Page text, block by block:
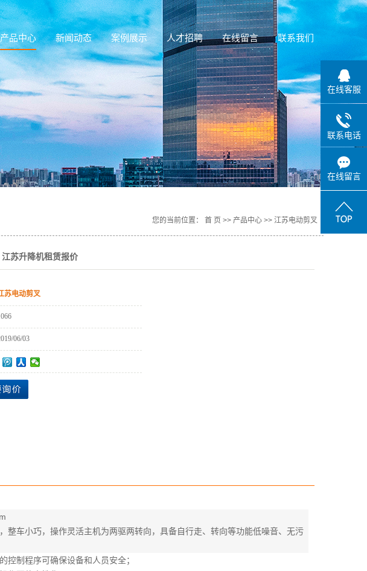
产品中心
苏直臂式高
业平台租
曲臂式高
赁
业平台租
蜘蛛式高
业平台租
赁
车载式高
业平台租
套筒式高
租
直臂车出
租
新闻动态
公司新闻
行业新闻
案例展示 人才招聘 在线留言 联系我们
您的当前位置： 首 页 >> 产品中心 >> 江苏电动剪叉
江苏升降机租赁报价
苏电动剪叉
06/03
整车小巧，操作灵活主机为两驱两转向，具备自行走、转向等功能低噪音、无污
控制程序可确保设备和人员安全；
在线客服
联系电话
在线留言